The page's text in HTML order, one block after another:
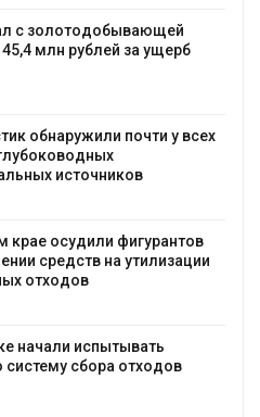
с золотодобывающей
млн рублей за ущерб
обнаружили почти у всех
источников
крае осудили фигурантов
средств на утилизации
отходов
начали испытывать
сбора отходов